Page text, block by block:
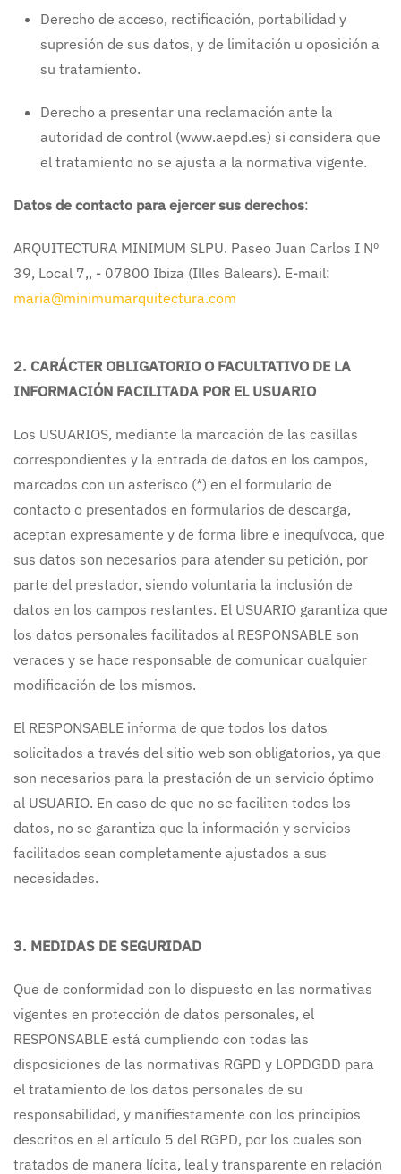
Derecho de acceso, rectificación, portabilidad y
supresión de sus datos, y de limitación u oposición a
su tratamiento.
Derecho a presentar una reclamación ante la
autoridad de control (www.aepd.es) si considera que
el tratamiento no se ajusta a la normativa vigente.
Datos de contacto para ejercer sus derechos:
ARQUITECTURA MINIMUM SLPU. Paseo Juan Carlos I Nº
39, Local 7,, - 07800 Ibiza (Illes Balears). E-mail:
maria@minimumarquitectura.com
2. CARÁCTER OBLIGATORIO O FACULTATIVO DE LA
INFORMACIÓN FACILITADA POR EL USUARIO
Los USUARIOS, mediante la marcación de las casillas
correspondientes y la entrada de datos en los campos,
marcados con un asterisco (*) en el formulario de
contacto o presentados en formularios de descarga,
aceptan expresamente y de forma libre e inequívoca, que
sus datos son necesarios para atender su petición, por
parte del prestador, siendo voluntaria la inclusión de
datos en los campos restantes. El USUARIO garantiza que
los datos personales facilitados al RESPONSABLE son
veraces y se hace responsable de comunicar cualquier
modificación de los mismos.
El RESPONSABLE informa de que todos los datos
solicitados a través del sitio web son obligatorios, ya que
son necesarios para la prestación de un servicio óptimo
al USUARIO. En caso de que no se faciliten todos los
datos, no se garantiza que la información y servicios
facilitados sean completamente ajustados a sus
necesidades.
3. MEDIDAS DE SEGURIDAD
Que de conformidad con lo dispuesto en las normativas
vigentes en protección de datos personales, el
RESPONSABLE está cumpliendo con todas las
disposiciones de las normativas RGPD y LOPDGDD para
el tratamiento de los datos personales de su
responsabilidad, y manifiestamente con los principios
descritos en el artículo 5 del RGPD, por los cuales son
tratados de manera lícita, leal y transparente en relación